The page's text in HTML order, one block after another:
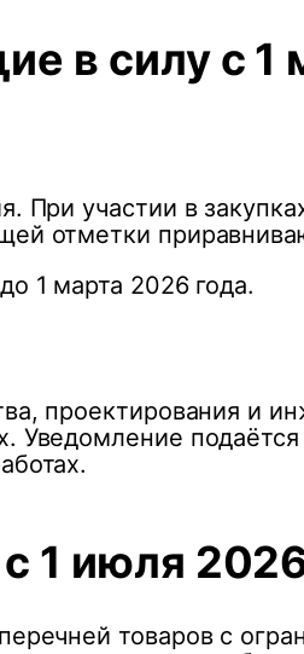
в силу с 1
При участии в
отметки
1 марта 2026 года.
проектирования и
Уведомление
1 июля
товаров с